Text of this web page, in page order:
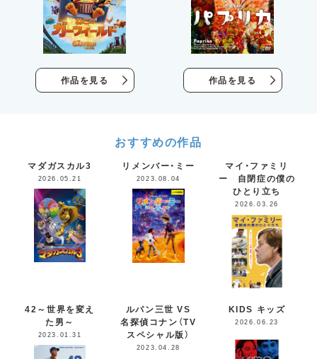
作品を見る 作品を見る
おすすめの作品
マダガスカル3
2026.05.21
リメンバー・ミー
2023.08.04
マイ・ファミリ
ー 自閉症の僕の
ひとり立ち
2026.03.26
42～世界を変え
た男～
2023.01.31
ルパン三世 VS
名探偵コナン（TV
スペシャル版）
2023.04.28
KIDS キッズ
2026.06.23